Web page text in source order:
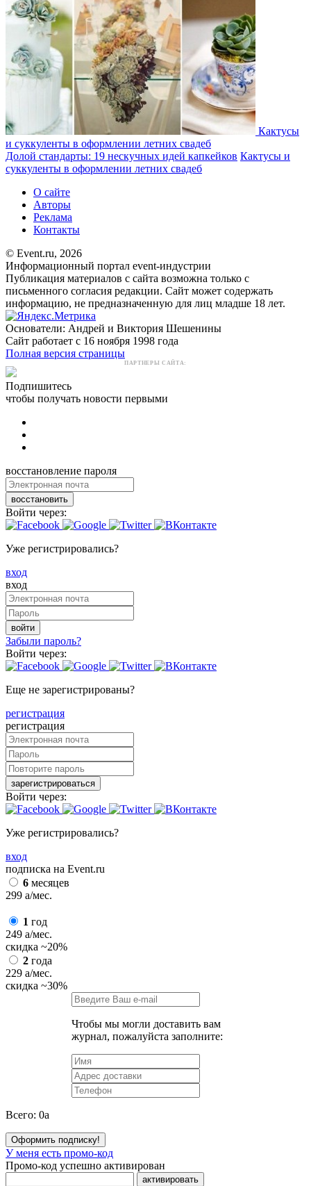
Кактусы
и суккуленты в оформлении летних свадеб
Долой стандарты: 19 нескучных идей капкейков Кактусы и
суккуленты в оформлении летних свадеб
О сайте
Авторы
Реклама
Контакты
© Event.ru, 2026
Информационный портал event-индустрии
Публикация материалов с сайта возможна только с
письменного согласия редакции. Сайт может содержать
информацию, не предназначенную для лиц младше 18 лет.
Основатели: Андрей и Виктория Шешенины
Сайт работает с 16 ноября 1998 года
Полная версия страницы
ПАРТНЕРЫ САЙТА:
Подпишитесь
чтобы получать новости первыми
восстановление пароля
восстановить
Войти через:
Уже регистрировались?
вход
вход
войти
Забыли пароль?
Войти через:
Еще не зарегистрированы?
регистрация
регистрация
зарегистрироваться
Войти через:
Уже регистрировались?
вход
подписка на Event.ru
6 месяцев
299 a/мес.
1 год
249 a/мес.
скидка ~20%
2 года
229 a/мес.
скидка ~30%
Чтобы мы могли доставить вам
журнал, пожалуйста заполните:
Всего: 0a
Оформить подписку!
У меня есть промо-код
Промо-код успешно активирован
активировать